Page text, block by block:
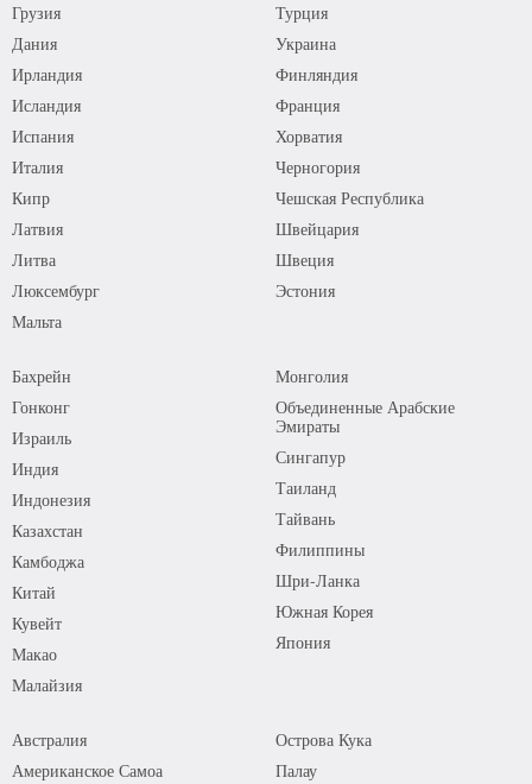
Грузия
Дания
Ирландия
Исландия
Испания
Италия
Кипр
Латвия
Литва
Люксембург
Мальта
Турция
Украина
Финляндия
Франция
Хорватия
Черногория
Чешская Республика
Швейцария
Швеция
Эстония
Бахрейн
Гонконг
Израиль
Индия
Индонезия
Казахстан
Камбоджа
Китай
Кувейт
Макао
Малайзия
Монголия
Объединенные Арабские
Эмираты
Сингапур
Таиланд
Тайвань
Филиппины
Шри-Ланка
Южная Корея
Япония
Австралия
Американское Самоа
Острова Кука
Палау